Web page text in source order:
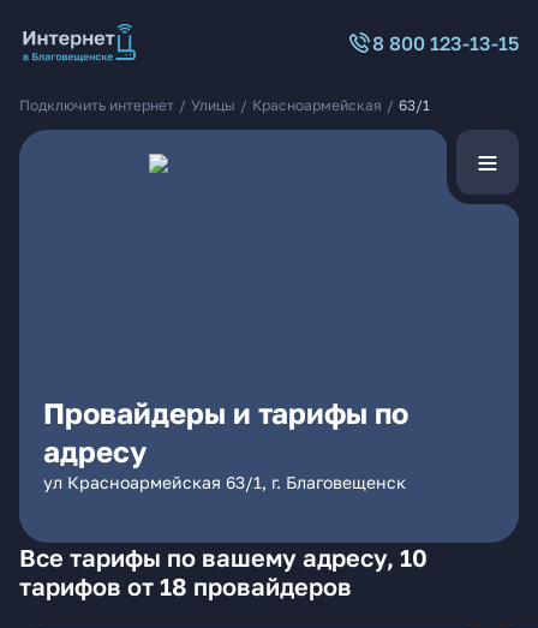
8 800 123-13-15
Подключить интернет / Улицы / Красноармейская / 63/1
Провайдеры и тарифы по
адресу
ул Красноармейская 63/1, г. Благовещенск
Все тарифы по вашему адресу, 10
тарифов от 18 провайдеров